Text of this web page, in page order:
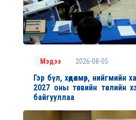
Мэдээ 2026-08-05
Гэр бүл, хөдөлмөр,
2027 оны төсвийн төслийн
байгууллаа